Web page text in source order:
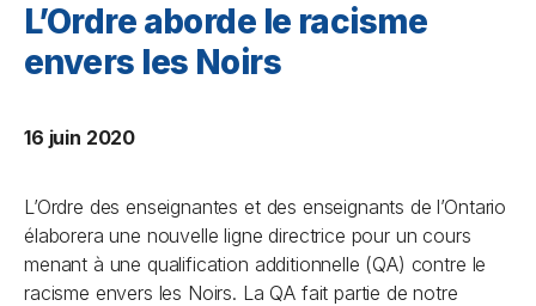
L’Ordre aborde le racisme
envers les Noirs
16 juin 2020
L’Ordre des enseignantes et des enseignants de l’Ontario
élaborera une nouvelle ligne directrice pour un cours
menant à une qualification additionnelle (QA) contre le
racisme envers les Noirs. La QA fait partie de notre